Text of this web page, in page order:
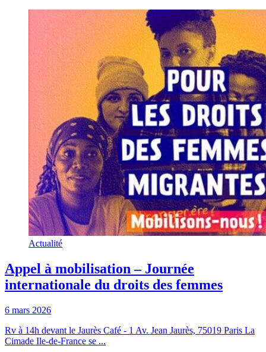
Actualité
Appel à mobilisation – Journée
internationale du droits des femmes
6 mars 2026
Rv à 14h devant le Jaurès Café - 1 Av. Jean Jaurès, 75019 Paris La
Cimade Ile-de-France se ...